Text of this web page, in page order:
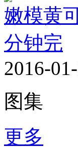
嫩模黄
分钟完
2016-
图集
更多